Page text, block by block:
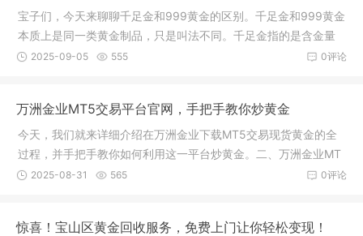
宝子们，今天来聊聊千足金和999黄金的区别。千足金和999黄金
本质上是同一类黄金制品，只是叫法不同。千足金指的是含金量
千分数不小于999的黄金制品，也就是我们常说的“999金”或“足0评论
2025-09-05 555
万洲金业MT5交易平台官网，手把手教你炒黄金
今天，我们就来详细介绍在万洲金业下载MT5交易现货黄金的全
过程，并手把手教你如何利用这一平台炒黄金。二、万洲金业MT
5交易平台官网下载流程三、如何使用MT5交易软件炒黄金通过上
0评论
2025-08-31 565
惊喜！宝山区黄金回收服务，免费上门让你轻松变现！